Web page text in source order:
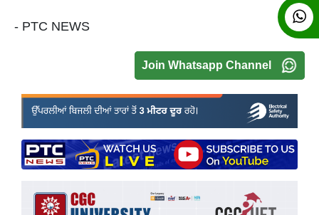
- PTC NEWS
Join Whatsapp Channel